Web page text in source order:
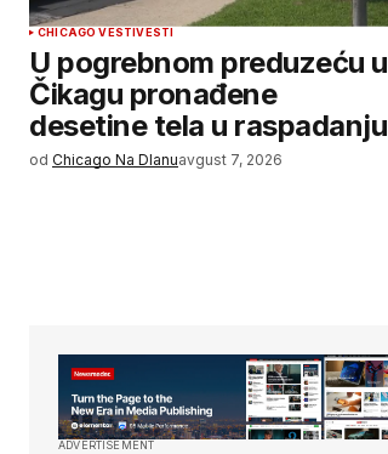
CHICAGO VESTIVESTI
U pogrebnom preduzeću u
Čikagu pronađene
desetine tela u raspadanju
od Chicago Na Dlanuavgust 7, 2026
ADVERTISEMENT